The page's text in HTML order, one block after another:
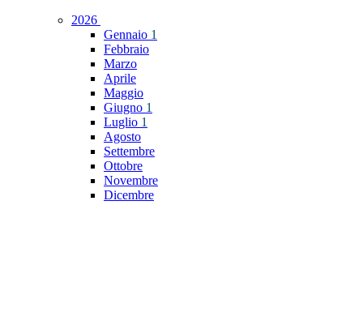
2026
Gennaio 1
Febbraio
Marzo
Aprile
Maggio
Giugno 1
Luglio 1
Agosto
Settembre
Ottobre
Novembre
Dicembre